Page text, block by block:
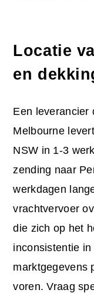
Locatie
en
Een leverancier
Melbourne
NSW in 1-3
zending naar
werkdagen
vrachtvervoer
die zich op het
inconsistentie
marktgegevens
voren. Vraag